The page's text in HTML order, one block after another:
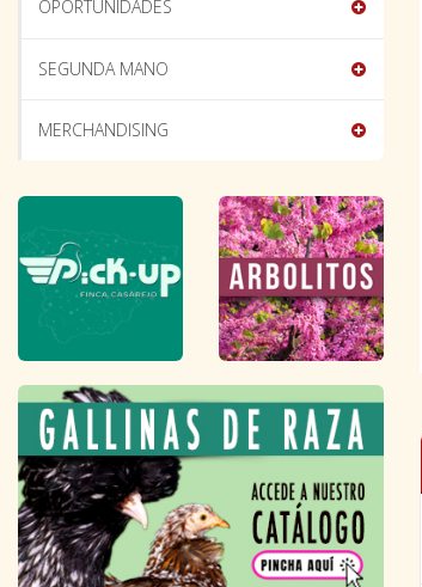
OPORTUNIDADES
SEGUNDA MANO
MERCHANDISING